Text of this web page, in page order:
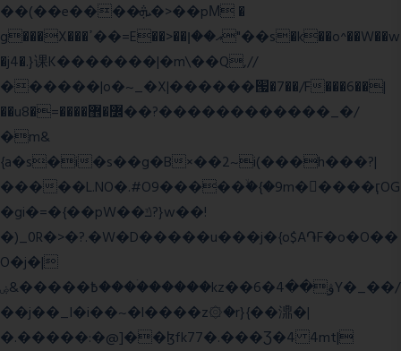
��(��e����ܞ�>��pΜ �
g���X���ߴ��=E��>��އ��ן"��s�k��o^��W��w
�j4�.}课K�������|�m\��Q,//
������|o�~_�X|������՗�7��/F���6��|
��u8�=����߼�޾��?������������_�/
�m&
{a�s�i�s��g�B×��2~i(���h���?|
�����L.NO�.#O9�����ۙ�{�9m��ً���ӷOG
�gi�=�{��pW��ݿ?}w��!
�)_0R�>�?.�W�D�����u���j�{o$A֏F�o�O��
O�j�|
߿�����&ۻ����ۛ�����kz��ۋ��4�6Y�_��/
��j��_I�i��~�l����z۞�r}{��濎�|
�.�����:�@]��ɮfk77�.���Ʒ�4 4mt|